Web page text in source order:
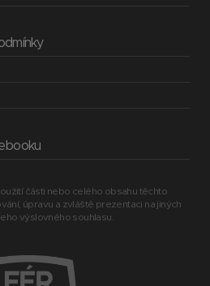
části nebo celého obsahu těchto
úpravu a zvláště prezentaci na jiných
výslovného souhlasu.